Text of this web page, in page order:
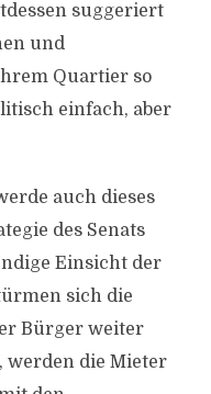
suggeriert
und
Quartier so
einfach, aber
auch dieses
des Senats
Einsicht der
sich die
Bürger weiter
werden die Mieter